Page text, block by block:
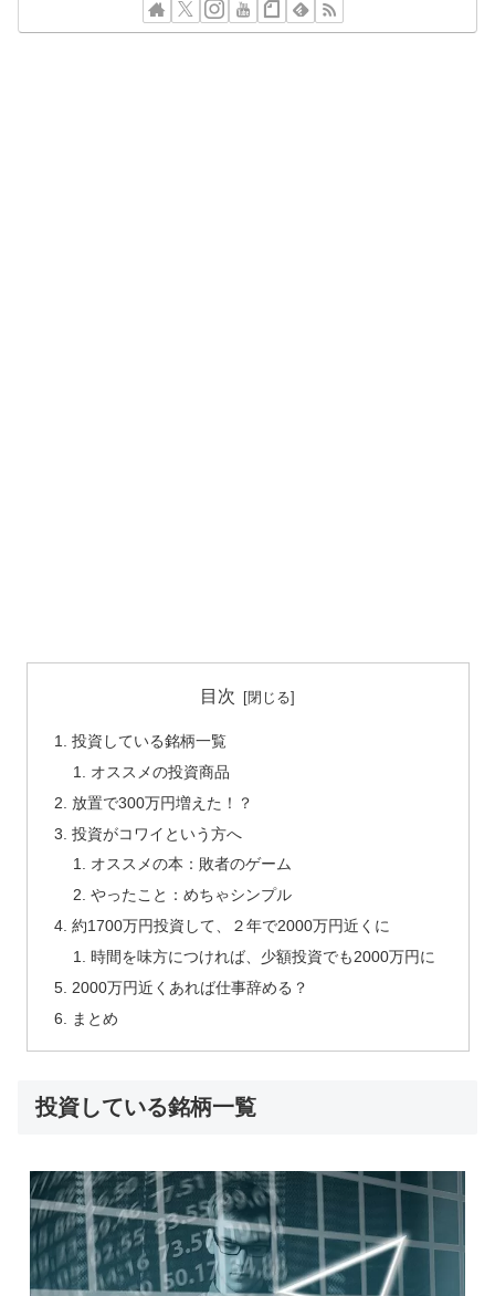
目次
投資している銘柄一覧
オススメの投資商品
放置で300万円増えた！？
投資がコワイという方へ
オススメの本：敗者のゲーム
やったこと：めちゃシンプル
約1700万円投資して、２年で2000万円近くに
時間を味方につければ、少額投資でも2000万円に
2000万円近くあれば仕事辞める？
まとめ
投資している銘柄一覧